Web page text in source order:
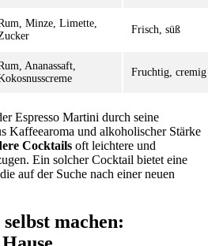
Minze, Limette,
Frisch, süß
Ananassaft,
Fruchtig, cremig
Espresso Martini durch seine
Kaffeearoma und alkoholischer Stärke
Cocktails oft leichtere und
Ein solcher Cocktail bietet eine
auf der Suche nach einer neuen
machen: